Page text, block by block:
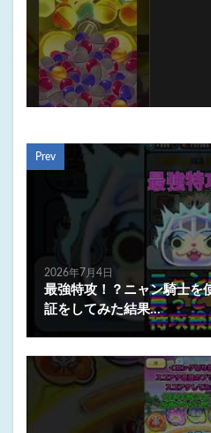
Prev
2026年7月4日
最強特攻！？ニャン騎士を
証をしてみた結果…